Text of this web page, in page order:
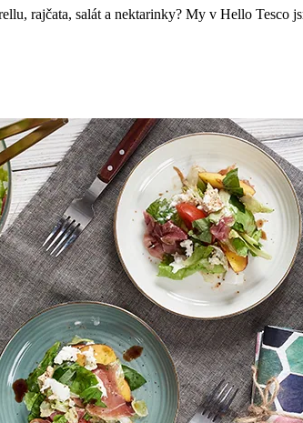
rajčata, salát a nektarinky? My v Hello Tesco